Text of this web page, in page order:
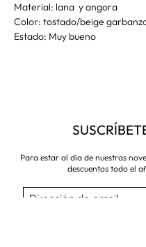
Material: lana y angora
Color: tostado/beige
Estado: Muy bueno
Para estar al día de nuestras
descuentos todo el